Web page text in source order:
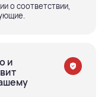
о соответствии,
и